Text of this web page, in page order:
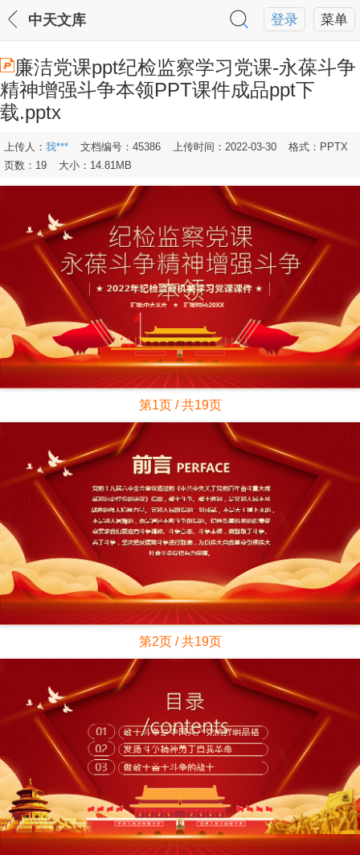
菜单
登录
中天文库
廉洁党课ppt纪检监察学习党课-永葆斗争
精神增强斗争本领PPT课件成品ppt下
载.pptx
上传人： 我*** 文档编号：45386 上传时间：2022-03-30
格式：PPTX
页数：19
大小：14.81MB
第1页 / 共19页
第2页 / 共19页